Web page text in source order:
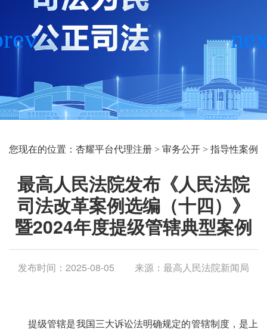
您现在的位置： 杏耀平台代理注册 > 审务公开 > 指导性案例
最高人民法院发布《人民法院
司法改革案例选编（十四）》
暨2024年度提级管辖典型案例
发布时间：2025-08-05 来源：最高人民法院新闻局
提级管辖是我国三大诉讼法明确规定的管辖制度，是上